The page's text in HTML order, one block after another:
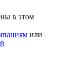
в этом
или